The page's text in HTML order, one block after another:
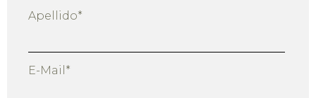
Apellido*
E-Mail*